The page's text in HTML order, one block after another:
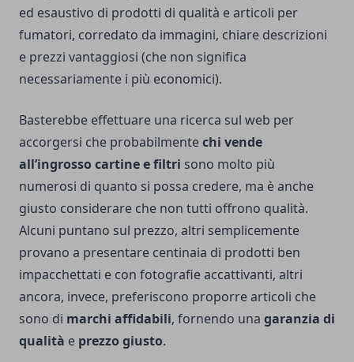
ed esaustivo di prodotti di qualità e articoli per
fumatori, corredato da immagini, chiare descrizioni
e prezzi vantaggiosi (che non significa
necessariamente i più economici).
Basterebbe effettuare una ricerca sul web per
accorgersi che probabilmentechi vende
all’ingrosso cartine e filtri sono molto più
numerosi di quanto si possa credere, ma è anche
giusto considerare che non tutti offrono qualità.
Alcuni puntano sul prezzo, altri semplicemente
provano a presentare centinaia di prodotti ben
impacchettati e con fotografie accattivanti, altri
ancora, invece, preferiscono proporre articoli che
sono di marchi affidabili, fornendo una garanzia di
qualità e prezzo giusto.